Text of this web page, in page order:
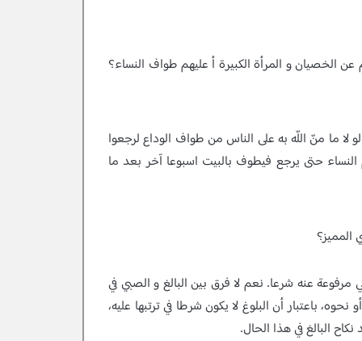
الخصيان و المرأة الكبيرة أ عليهم طواف النساء؟
لا ما منّ‌ اللّه به على الناس من طواف الوداع لرجعوا
حتى يرجع فيطوف بالبيت اسبوعا آخر بعد ما
المميز؟
مرفوعة عنه شرعا. نعم لا فرق بين البالغ و الصبي في
باعتبار أن البلوغ لا يكون شرطا في ترتبها عليه،
البالغ في هذا الحال.